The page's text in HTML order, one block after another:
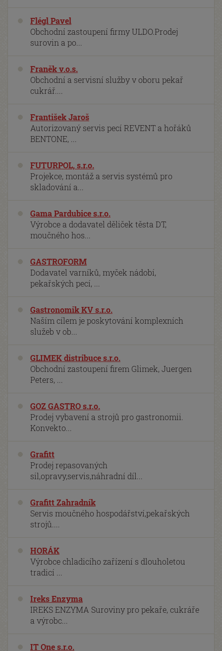
Flégl Pavel
Obchodní zastoupení firmy ULDO.Prodej
surovin a po...
Franěk v.o.s.
Obchodní a servisní služby v oboru pekař
cukrář....
František Jaroš
Autorizovaný servis pecí REVENT a hořáků
BENTONE, ...
FUTURPOL, s.r.o.
Projekce, montáž a servis systémů pro
skladování a...
Gama Pardubice s.r.o.
Výrobce a dodavatel děliček těsta DT,
moučného hos...
GASTROFORM
Dodavatel varníků, myček nádobí,
pekařských pecí, ...
Gastronomik KV s.r.o.
Naším cílem je poskytování komplexních
služeb v ob...
GLIMEK distribuce s.r.o.
Obchodní zastoupení firem Glimek, Juergen
Peters, ...
GOZ GASTRO s.r.o.
Prodej vybavení a strojů pro gastronomii.
Konvekto...
Grafitt
Prodej repasovaných
sil,opravy,servis,náhradní díl...
Grafitt Zahradník
Servis moučného hospodářství,pekařských
strojů....
HORÁK
Výrobce chladicího zařízení s dlouholetou
tradicí ...
Ireks Enzyma
IREKS ENZYMA Suroviny pro pekaře, cukráře
a výrobc...
IT One s.r.o.